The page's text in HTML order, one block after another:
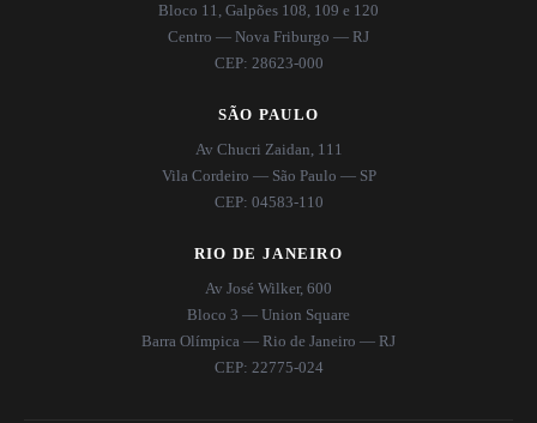
Bloco 11, Galpões 108, 109 e 120
Centro — Nova Friburgo — RJ
CEP: 28623-000
SÃO PAULO
Av Chucri Zaidan, 111
Vila Cordeiro — São Paulo — SP
CEP: 04583-110
RIO DE JANEIRO
Av José Wilker, 600
Bloco 3 — Union Square
Barra Olímpica — Rio de Janeiro — RJ
CEP: 22775-024